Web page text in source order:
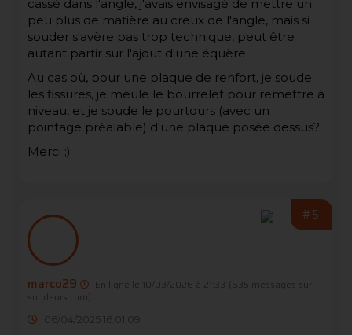
cassé dans l'angle, j'avais envisagé de mettre un
peu plus de matière au creux de l'angle, mais si
souder s'avère pas trop technique, peut être
autant partir sur l'ajout d'une équère.
Au cas où, pour une plaque de renfort, je soude
les fissures, je meule le bourrelet pour remettre à
niveau, et je soude le pourtours (avec un
pointage préalable) d'une plaque posée dessus?
Merci ;)
#5
marco29 En ligne le 10/03/2026 à 21:33
(635 messages sur
soudeurs.com)
06/04/2025 16:01:09